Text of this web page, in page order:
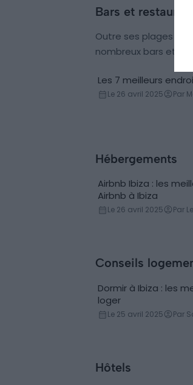
Bars et restaurants
Outre ses plages
nombreux bars et
Les 7 meilleurs
Le 26 avril 2025 Par
Hébergements
Locations de
Airbnb Ibiza : les
Airbnb à Ibiza
Le 26 avril 2025 Par
Conseils
Dormir à Ibiza : les
loger
Le 25 avril 2025 Par
Hôtels